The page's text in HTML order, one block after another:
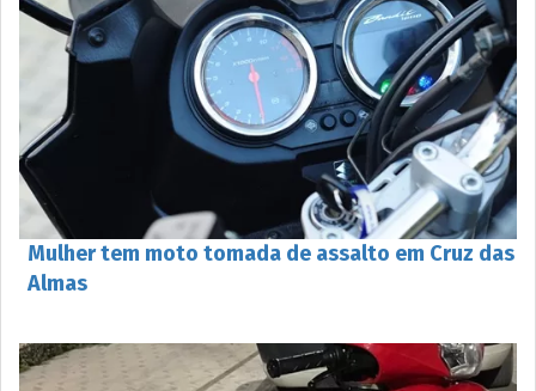
Mulher tem moto tomada de assalto em Cruz das
Almas